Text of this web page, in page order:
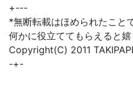
+---
*無断転載はほめられたこと
何かに役立ててもらえると嬉
Copyright(C) 2011
-+-